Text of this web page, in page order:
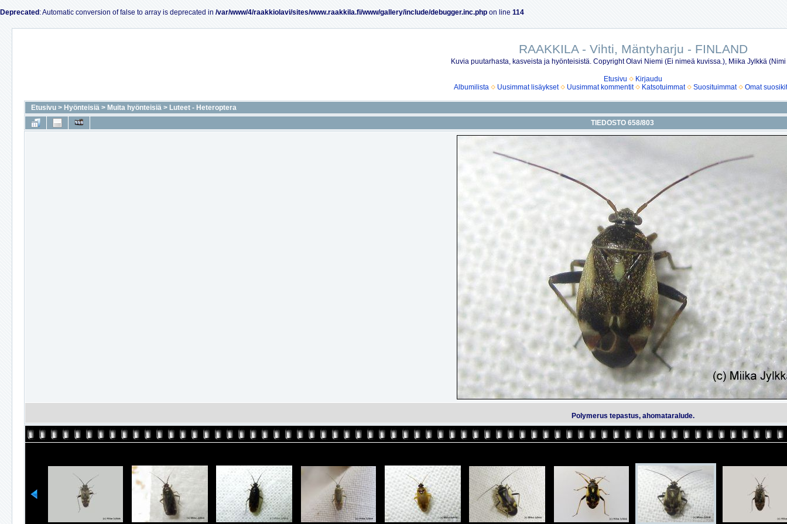
Deprecated : Automatic conversion of false to array is deprecated in /var/www/4/raakkiolavi/sites/www.raakkila.fi/www/gallery/include/debugger.inc.php on line 114
RAAKKILA - Vihti, Mäntyharju - FINLAND
Kuvia puutarhasta, kasveista ja hyönteisistä. Copyright Olavi Niemi (Ei nimeä kuvissa.), Miika Jylkkä
Etusivu
Kirjaudu
Albumilista
Uusimmat lisäykset Uusimmat kommentit Katsotuimmat Suosituimmat Omat suosikit
Etusivu > Hyönteisiä > Muita hyönteisiä > Luteet - Heteroptera
TIEDOSTO 658/803
Polymerus tepastus, ahomataralude.